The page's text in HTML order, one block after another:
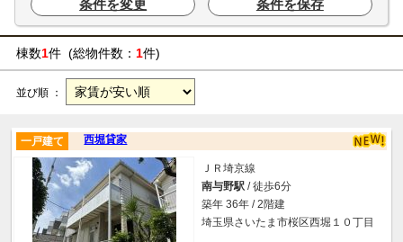
条件を変更
条件を保存
棟数1件 (総物件数： 1件)
並び順 ：
西堀貸家
一戸建て
ＪＲ埼京線
南与野駅 / 徒歩6分
築年 36年 / 2階建
埼玉県さいたま市桜区西堀１０丁目